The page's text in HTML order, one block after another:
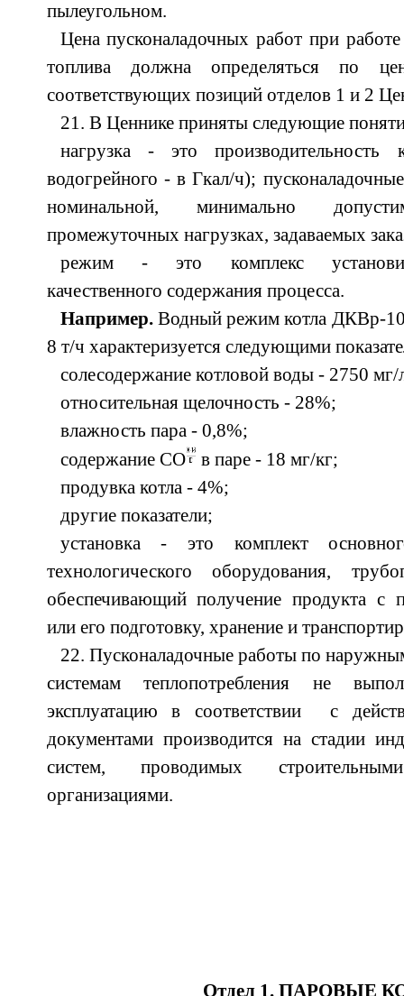
пылеугольном.
Цена пусконаладочных работ при
топлива должна определяться по
соответствующих позиций отделов 1 и 2
21. В Ценнике приняты следующие
нагрузка - это
водогрейного - в Гкал/ч);
номинальной, минимально
промежуточных нагрузках, задаваемых
режим - это комплекс
качественного содержания процесса.
Например.Водный режим котла ДКВр-
8 т/ч характеризуется следующими
солесодержание котловой воды - 2750 мг/
относительная щелочность - 28%;
влажность пара - 0,8%;
содержание СО
в паре - 18 мг/кг;
продувка котла - 4%;
другие показатели;
установка - это комплект
технологического оборудования,
обеспечивающий получение продукта с
или его подготовку, хранение и
22. Пусконаладочные работы по
системам теплопотребления не
эксплуатацию в соответствии с
документами производится на стадии
систем, проводимых
организациями.
Отдел 1. ПАРОВЫЕ